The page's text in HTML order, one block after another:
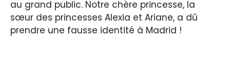
au grand public. Notre chère princesse, la
sœur des princesses Alexia et Ariane, a dû
prendre une fausse identité à Madrid !